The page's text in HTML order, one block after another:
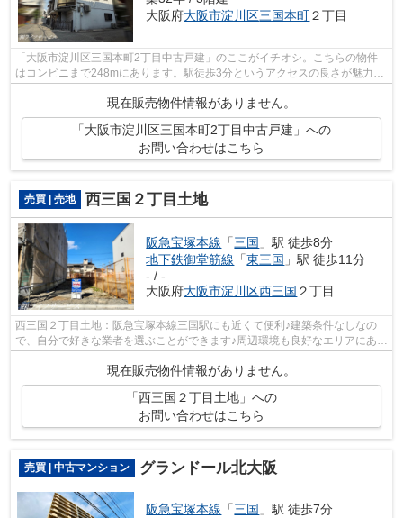
大阪府大阪市淀川区三国本町２丁目
「大阪市淀川区三国本町2丁目中古戸建」のここがイチオシ。こちらの物件
はコンビニまで248mにあります。駅徒歩3分というアクセスの良さが魅力的
な物件です。中古の戸建て物件は便利な...
現在販売物件情報がありません。
「大阪市淀川区三国本町2丁目中古戸建」への
お問い合わせはこちら
売買 | 売地 西三国２丁目土地
阪急宝塚本線 「三国 」駅 徒歩8分
地下鉄御堂筋線 「東三国 」駅 徒歩11分
- / -
大阪府大阪市淀川区西三国 ２丁目
西三国２丁目土地：阪急宝塚本線三国駅にも近くて便利♪建築条件なしなの
で、自分で好きな業者を選ぶことができます♪周辺環境も良好なエリアにある
現在販売物件情報がありません。
「西三国２丁目土地」への
お問い合わせはこちら
売買 | 中古マンション グランドール北大阪
阪急宝塚本線 「三国 」駅 徒歩7分